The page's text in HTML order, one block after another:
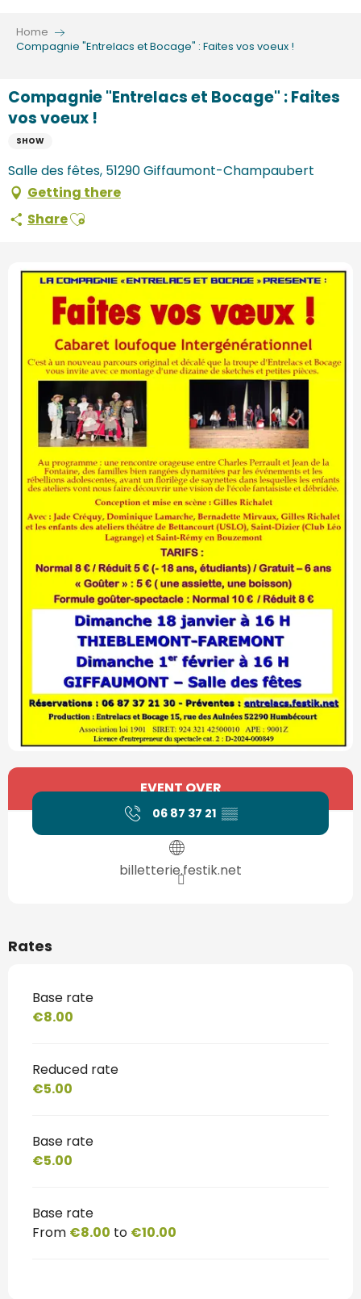
contenu
Home
Compagnie "Entrelacs et Bocage" : Faites vos voeux !
Compagnie "Entrelacs et Bocage" : Faites
vos voeux !
SHOW
Salle des fêtes, 51290 Giffaumont-Champaubert
Getting there
ShareAjouter aux favoris
Opening hours & contact details
EVENT OVER
06 87 37 21 ▒▒
billetterie.festik.net
Rates
Base rate
€8.00
Reduced rate
€5.00
Base rate
€5.00
Base rate
From €8.00 to €10.00